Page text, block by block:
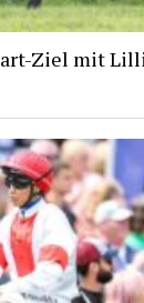
Ziel mit